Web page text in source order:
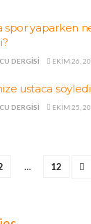
spor yaparken
DERGISI EKIM 26,
ustaca
DERGISI EKIM 25,
… 12